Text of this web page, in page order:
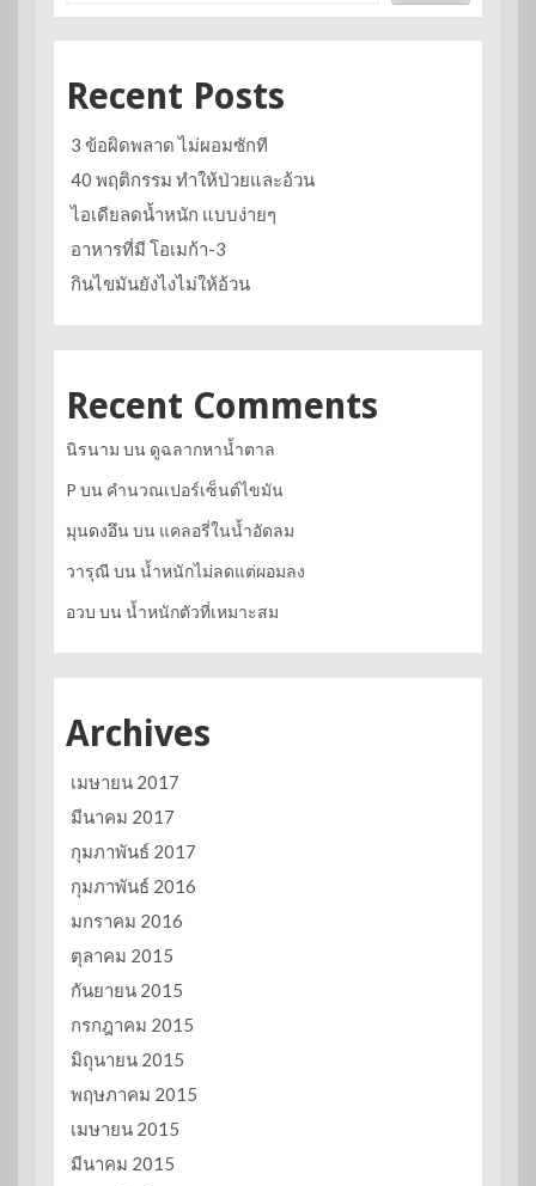
Recent Posts
3 ข้อผิดพลาด ไม่ผอมซักที
40 พฤติกรรม ทำให้ป่วยและอ้วน
ไอเดียลดน้ำหนัก แบบง่ายๆ
อาหารที่มี โอเมก้า-3
กินไขมันยังไงไม่ให้อ้วน
Recent Comments
นิรนาม บน ดูฉลากหาน้ำตาล
P บน คำนวณเปอร์เซ็นต์ไขมัน
มุนดงอึน บน แคลอรี่ในน้ำอัดลม
วารุณีบน น้ำหนักไม่ลดแต่ผอมลง
อวบ บน น้ำหนักตัวที่เหมาะสม
Archives
เมษายน 2017
มีนาคม 2017
กุมภาพันธ์ 2017
กุมภาพันธ์ 2016
มกราคม 2016
ตุลาคม 2015
กันยายน 2015
กรกฎาคม 2015
มิถุนายน 2015
พฤษภาคม 2015
เมษายน 2015
มีนาคม 2015